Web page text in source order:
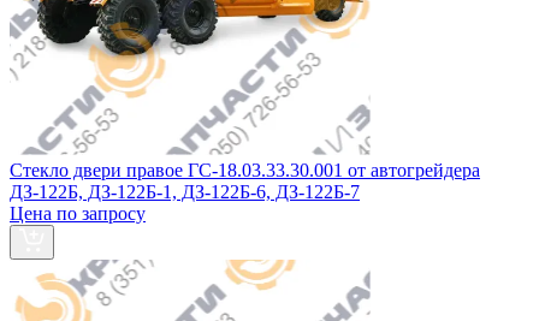
Стекло двери правое ГС-18.03.33.30.001 от автогрейдера
ДЗ-122Б, ДЗ-122Б-1, ДЗ-122Б-6, ДЗ-122Б-7
Цена по запросу